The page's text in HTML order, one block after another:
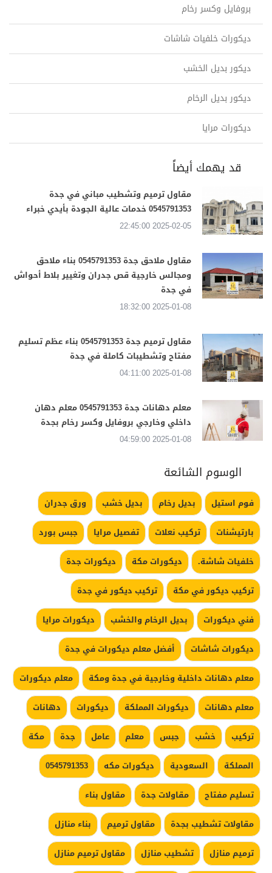
بروفايل وكسر رخام
ديكورات خلفيات شاشات
ديكور بديل الخشب
ديكور بديل الرخام
ديكورات مرايا
قد يهمك أيضاً
مقاول ترميم وتشطيب مباني في جدة
0545791353 خدمات عالية الجودة بأيدي خبراء
2025-02-05 22:45:00
مقاول ملاحق جدة 0545791353 بناء ملاحق
ومجالس خارجية قص جدران وتغيير بلاط أحواش
في جدة
2025-01-08 18:32:00
مقاول ترميم جدة 0545791353 بناء عظم تسليم
مفتاح وتشطيبات كاملة في جدة
2025-01-08 04:11:00
معلم دهانات جدة 0545791353 معلم دهان
داخلي وخارجي بروفايل وكسر رخام بجدة
2025-01-08 04:59:00
الوسوم الشائعة
فوم استيل بديل رخام بديل خشب
ورق جدران
بارتيشنات
تركيب نعلات تفصيل مرايا
جبس بورد
خلفيات شاشة.
ديكورات مكة
ديكورات جدة
تركيب ديكور في مكة
تركيب ديكور في جدة
فني ديكورات
بديل الرخام والخشب
ديكورات مرايا
ديكورات شاشات
أفضل معلم ديكورات في جدة
معلم دهانات داخلية وخارجية في جدة ومكة
معلم ديكورات
معلم دهانات
ديكورات المملكة ديكورات
دهانات
تركيب
خشب جبس معلم عامل جدة
مكة
المملكة
السعودية ديكورات مكه
0545791353
تسليم مفتاح
مقاولات جدة
مقاول بناء
مقاولات تشطيب بجدة
مقاول ترميم
بناء منازل
ترميم منازل
تشطيب منازل مقاول ترميم منازل